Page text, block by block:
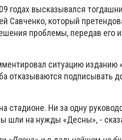
годах высказывался
Савченко, который
проблемы, передав его
ситуацию изданию
отказываются подписывать
стадионе. Ни за одну
шли на нужды «Десны», -